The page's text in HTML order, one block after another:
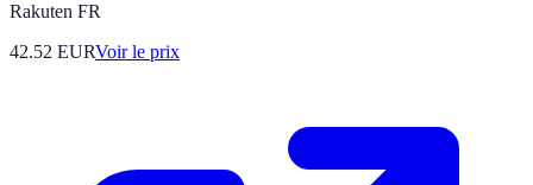
Rakuten FR
42.52 EURVoir le prix